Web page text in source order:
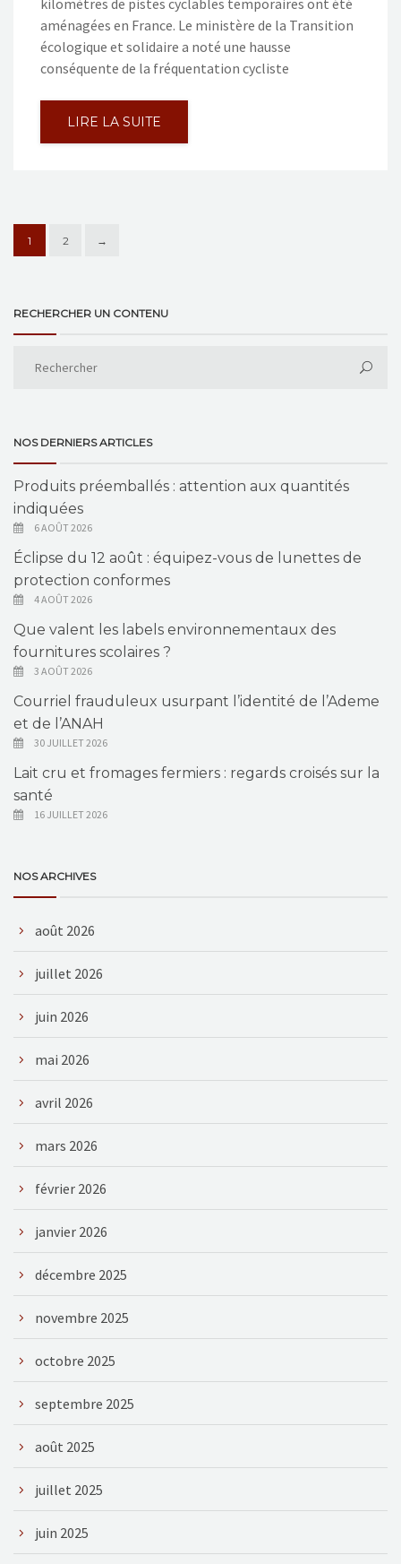
aménagées en France. Le ministère de la Transition
écologique et solidaire a noté une hausse
conséquente de la fréquentation cycliste
LIRE LA SUITE
1 2 →
RECHERCHER UN CONTENU
NOS DERNIERS ARTICLES
Produits préemballés : attention aux quantités
indiquées
6 AOÛT 2026
Éclipse du 12 août : équipez-vous de lunettes de
protection conformes
4 AOÛT 2026
Que valent les labels environnementaux des
fournitures scolaires ?
3 AOÛT 2026
Courriel frauduleux usurpant l’identité de l’Ademe
et de l’ANAH
30 JUILLET 2026
Lait cru et fromages fermiers : regards croisés sur la
santé
16 JUILLET 2026
NOS ARCHIVES
août 2026
juillet 2026
juin 2026
mai 2026
avril 2026
mars 2026
février 2026
janvier 2026
décembre 2025
novembre 2025
octobre 2025
septembre 2025
août 2025
juillet 2025
juin 2025